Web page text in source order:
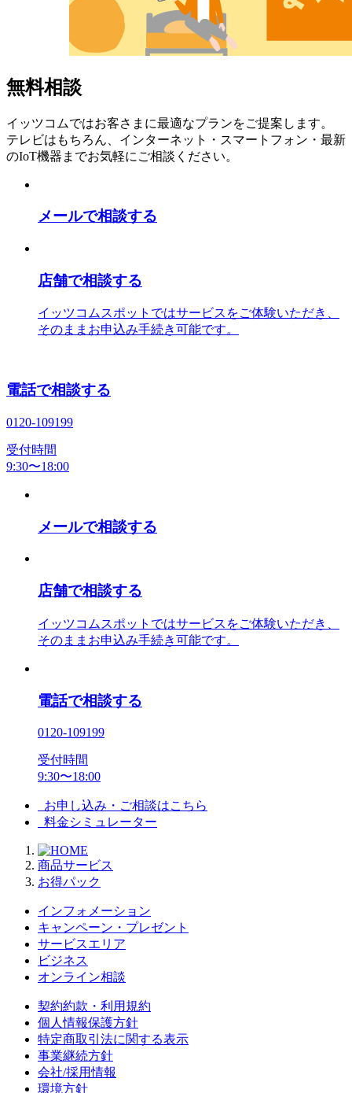
無料相談
イッツコムではお客さまに最適なプランをご提案します。
テレビはもちろん、インターネット・スマートフォン・最新
のIoT機器までお気軽にご相談ください。
メールで相談する
店舗で相談する
イッツコムスポットではサービスをご体験いただき、
そのままお申込み手続き可能です。
電話で相談する
0120-109199
受付時間
9:30〜18:00
メールで相談する
店舗で相談する
イッツコムスポットではサービスをご体験いただき、
そのままお申込み手続き可能です。
電話で相談する
0120-109199
受付時間
9:30〜18:00
お申し込み・ご相談はこちら
料金シミュレーター
商品サービス
お得パック
インフォメーション
キャンペーン・プレゼント
サービスエリア
ビジネス
オンライン相談
契約約款・利用規約
個人情報保護方針
特定商取引法に関する表示
事業継続方針
会社/採用情報
環境方針